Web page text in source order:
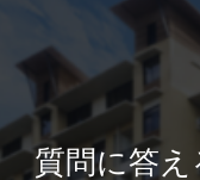
質問に答